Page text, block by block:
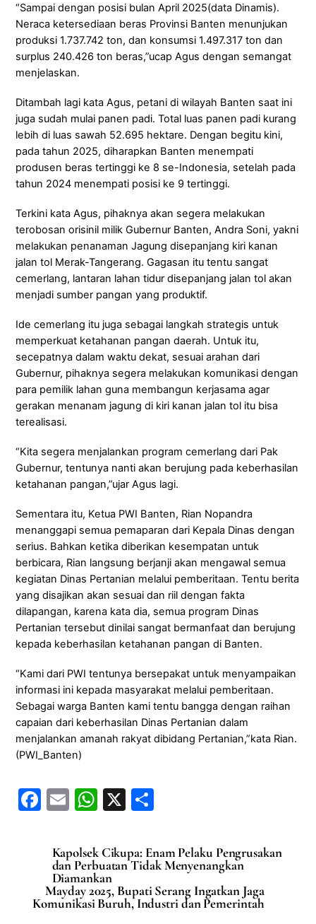
“Sampai dengan posisi bulan April 2025(data Dinamis).
Neraca ketersediaan beras Provinsi Banten menunjukan
produksi 1.737.742 ton, dan konsumsi 1.497.317 ton dan
surplus 240.426 ton beras,”ucap Agus dengan semangat
menjelaskan.
Ditambah lagi kata Agus, petani di wilayah Banten saat ini
juga sudah mulai panen padi. Total luas panen padi kurang
lebih di luas sawah 52.695 hektare. Dengan begitu kini,
pada tahun 2025, diharapkan Banten menempati
produsen beras tertinggi ke 8 se-Indonesia, setelah pada
tahun 2024 menempati posisi ke 9 tertinggi.
Terkini kata Agus, pihaknya akan segera melakukan
terobosan orisinil milik Gubernur Banten, Andra Soni, yakni
melakukan penanaman Jagung disepanjang kiri kanan
jalan tol Merak-Tangerang. Gagasan itu tentu sangat
cemerlang, lantaran lahan tidur disepanjang jalan tol akan
menjadi sumber pangan yang produktif.
Ide cemerlang itu juga sebagai langkah strategis untuk
memperkuat ketahanan pangan daerah. Untuk itu,
secepatnya dalam waktu dekat, sesuai arahan dari
Gubernur, pihaknya segera melakukan komunikasi dengan
para pemilik lahan guna membangun kerjasama agar
gerakan menanam jagung di kiri kanan jalan tol itu bisa
terealisasi.
“Kita segera menjalankan program cemerlang dari Pak
Gubernur, tentunya nanti akan berujung pada keberhasilan
ketahanan pangan,”ujar Agus lagi.
Sementara itu, Ketua PWI Banten, Rian Nopandra
menanggapi semua pemaparan dari Kepala Dinas dengan
serius. Bahkan ketika diberikan kesempatan untuk
berbicara, Rian langsung berjanji akan mengawal semua
kegiatan Dinas Pertanian melalui pemberitaan. Tentu berita
yang disajikan akan sesuai dan riil dengan fakta
dilapangan, karena kata dia, semua program Dinas
Pertanian tersebut dinilai sangat bermanfaat dan berujung
kepada keberhasilan ketahanan pangan di Banten.
“Kami dari PWI tentunya bersepakat untuk menyampaikan
informasi ini kepada masyarakat melalui pemberitaan.
Sebagai warga Banten kami tentu bangga dengan raihan
capaian dari keberhasilan Dinas Pertanian dalam
menjalankan amanah rakyat dibidang Pertanian,”kata Rian.
(PWI_Banten)
F
c
e
b
o
E
ai
l
W
at
s
A
p
X
ar
e
Kapolsek Cikupa: Enam Pelaku Pengrusakan
dan Perbuatan Tidak Menyenangkan
Diamankan
Mayday 2025, Bupati Serang Ingatkan Jaga
Komunikasi Buruh, Industri dan Pemerintah